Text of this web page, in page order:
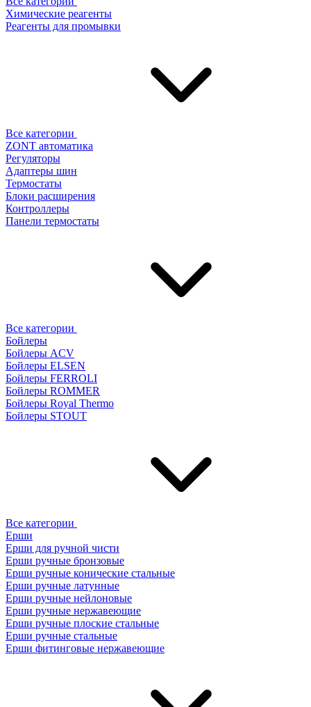
Химические реагенты
Реагенты для промывки
Все категории
ZONT автоматика
Регуляторы
Адаптеры шин
Термостаты
Блоки расширения
Контроллеры
Панели термостаты
Все категории
Бойлеры
Бойлеры ACV
Бойлеры ELSEN
Бойлеры FERROLI
Бойлеры ROMMER
Бойлеры Royal Thermo
Бойлеры STOUT
Все категории
Ерши
Ерши для ручной чисти
Ерши ручные бронзовые
Ерши ручные конические стальные
Ерши ручные латунные
Ерши ручные нейлоновые
Ерши ручные нержавеющие
Ерши ручные плоские стальные
Ерши ручные стальные
Ерши фитинговые нержавеющие